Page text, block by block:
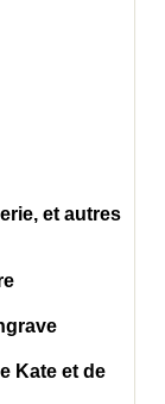
et autres
Kate et de